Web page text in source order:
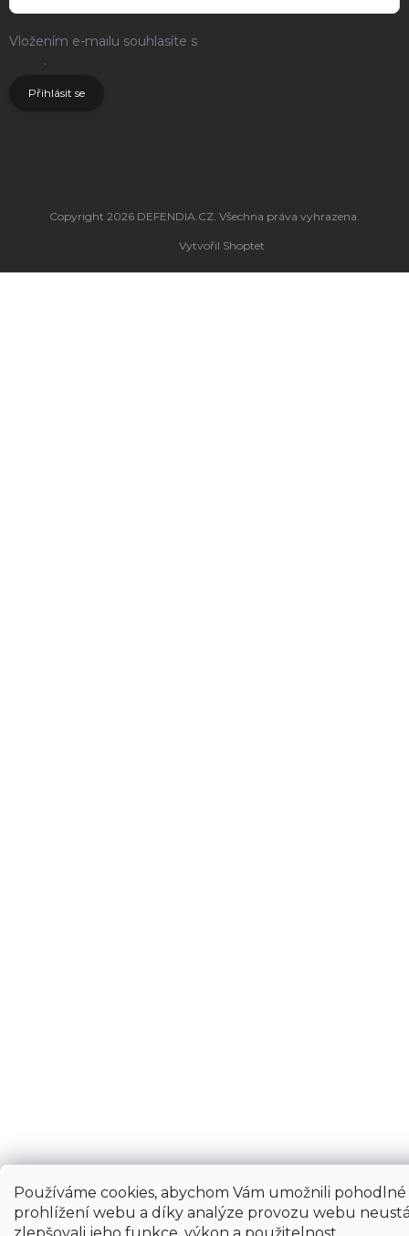
Používáme cookies, abychom Vám umožnili pohodlné
prohlížení webu a díky analýze provozu webu
Vložením e-mailu souhlasíte s
.
Přihlásit se
Vytvořil Shoptet
Copyright 2026 DEFENDIA.CZ. Všechna práva vyhrazena.